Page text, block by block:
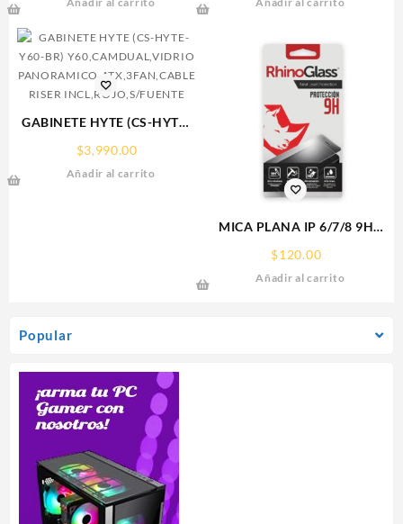
Popular
SAMSUNG
GABINETE HYTE (CS-HYTE-
Y60,CAMDUAL,VIDRIO
PANORAMICO,ATX,3FAN,CABLE
$3,990.00
Añadir al carrito
MICA PLANA IP 6/7/8 9H
RHINOGLASS
$120.00
Añadir al carrito